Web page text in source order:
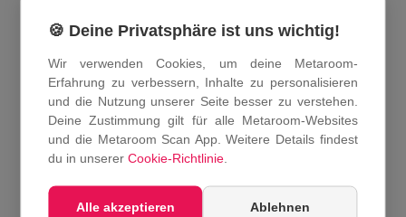
Klicke auf das Symbol „Texturen“, um
Texturen im 3D-Modell anzuzeigen.
🍪 Deine Privatsphäre ist uns wichtig!
Wir verwenden Cookies, um deine Metaroom-
Erfahrung zu verbessern, Inhalte zu personalisieren
und die Nutzung unserer Seite besser zu verstehen.
Deine Zustimmung gilt für alle Metaroom-Websites
und die Metaroom Scan App. Weitere Details findest
du in unsererCookie-Richtlinie
Alle akzeptieren Ablehnen